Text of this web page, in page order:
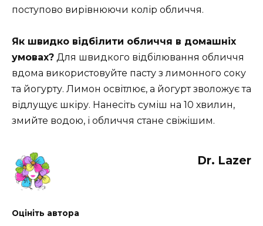
поступово вирівнюючи колір обличчя.
Як швидко відбілити обличчя в домашніх
умовах? Для швидкого відбілювання обличчя
вдома використовуйте пасту з лимонного соку
та йогурту. Лимон освітлює, а йогурт зволожує та
відлущує шкіру. Нанесіть суміш на 10 хвилин,
змийте водою, і обличчя стане свіжішим.
Dr. Lazer
Оцініть автора